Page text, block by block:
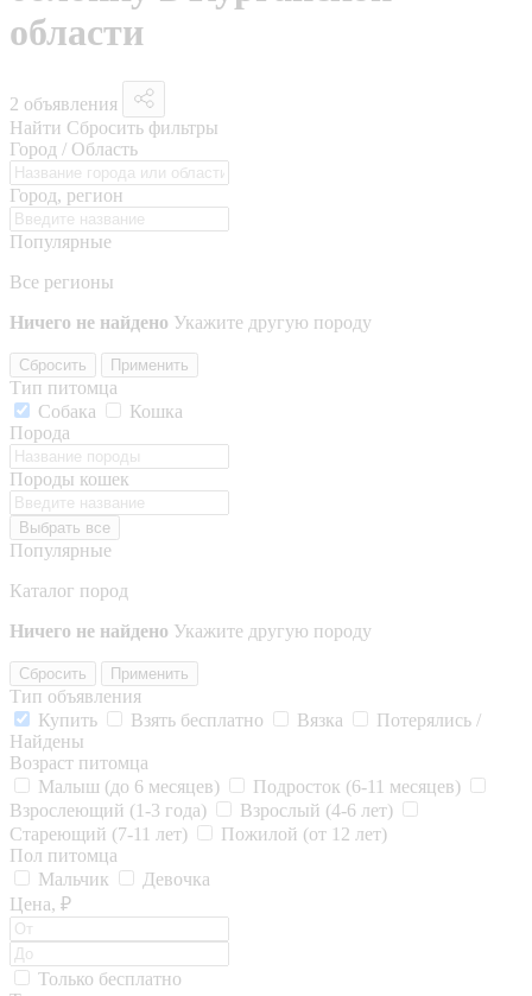
области
2 объявления
Найти Сбросить фильтры
Город / Область
Город, регион
Популярные
Все регионы
Ничего не найдено Укажите другую породу
Сбросить Применить
Тип питомца
Собака
Кошка
Порода
Породы кошек
Выбрать все
Популярные
Каталог пород
Ничего не найдено Укажите другую породу
Сбросить Применить
Тип объявления
Купить
Взять бесплатно Вязка
Потерялись /
Найдены
Возраст питомца
Малыш (до 6 месяцев)
Подросток (6-11 месяцев)
Взрослеющий (1-3 года)
Взрослый (4-6 лет)
Стареющий (7-11 лет)
Пожилой (от 12 лет)
Пол питомца
Мальчик
Девочка
Цена, ₽
Только бесплатно